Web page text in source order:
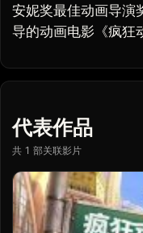
安妮奖最佳动画导演
导的动画电影《疯狂
代表作品
共 1 部关联影片